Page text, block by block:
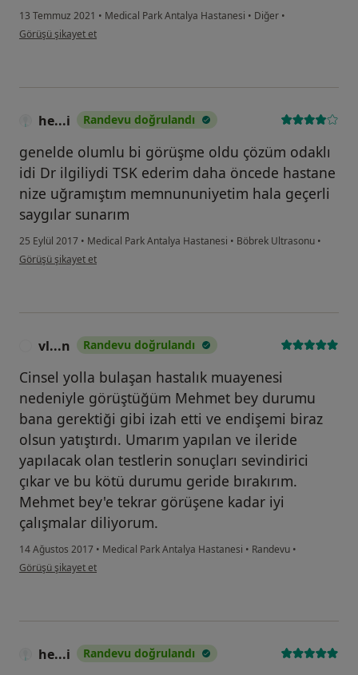
13 Temmuz 2021 • Medical Park Antalya Hastanesi • Diğer •
kullanıcının görüşüne göre öz...ı
Görüşü şikayet et
he...i Randevu doğrulandı
genelde olumlu bi görüşme oldu çözüm odaklı
idi Dr ilgiliydi TSK ederim daha öncede hastane
nize uğramıştım memnununiyetim hala geçerli
saygılar sunarım
25 Eylül 2017 • Medical Park Antalya Hastanesi • Böbrek Ultrasonu •
kullanıcının görüşüne göre he...i
Görüşü şikayet et
vl...n Randevu doğrulandı
Cinsel yolla bulaşan hastalık muayenesi
nedeniyle görüştüğüm Mehmet bey durumu
bana gerektiği gibi izah etti ve endişemi biraz
olsun yatıştırdı. Umarım yapılan ve ileride
yapılacak olan testlerin sonuçları sevindirici
çıkar ve bu kötü durumu geride bırakırım.
Mehmet bey'e tekrar görüşene kadar iyi
çalışmalar diliyorum.
14 Ağustos 2017 • Medical Park Antalya Hastanesi • Randevu •
kullanıcının görüşüne göre vl...n
Görüşü şikayet et
he...i Randevu doğrulandı